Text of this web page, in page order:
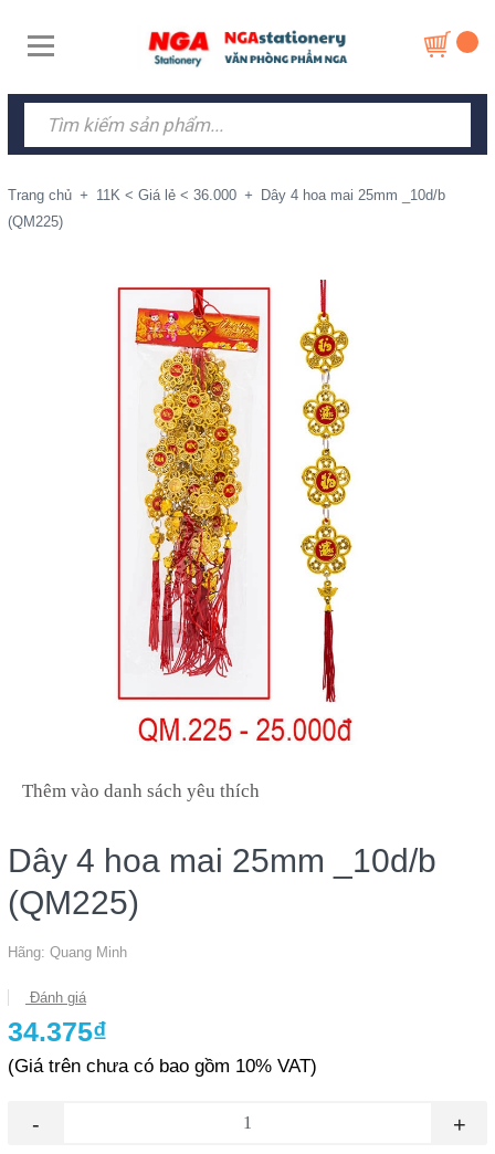
Trang chủ + 11K < Giá lẻ < 36.000 +
Dây 4 hoa mai 25mm _10d/b
(QM225)
Thêm vào danh sách yêu thích
Dây 4 hoa mai 25mm _10d/b
(QM225)
Hãng: Quang Minh
Đánh giá
34.375₫
(Giá trên chưa có bao gồm 10% VAT)
- +